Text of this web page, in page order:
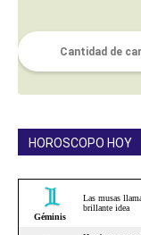
HOROSCOPO HOY